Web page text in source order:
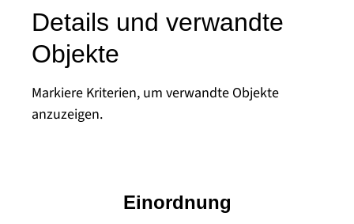
Details und verwandte
Objekte
Markiere Kriterien, um verwandte Objekte
anzuzeigen.
Einordnung